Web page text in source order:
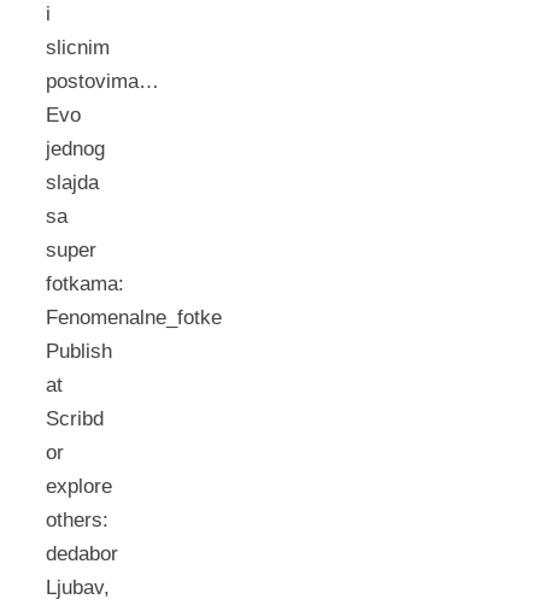
i
slicnim
postovima…
Evo
jednog
slajda
sa
super
fotkama:
Fenomenalne_fotke
Publish
at
Scribd
or
explore
others:
dedabor
Ljubav,